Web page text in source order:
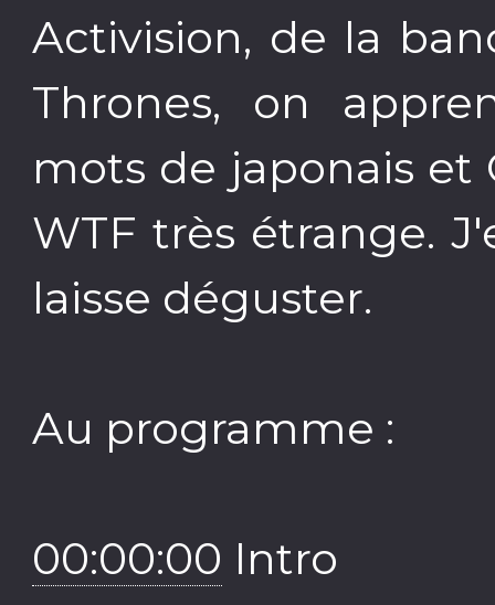
Activision, de la
Thrones, on
mots de japonais et
WTF très étrange.
laisse déguster.
Au programme :
00:00:00 Intro